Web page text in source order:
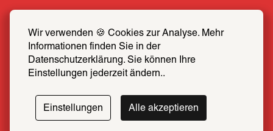
Wir verwenden 🍪 Cookies zur Analyse. Mehr
Informationen finden Sie in der
Datenschutzerklärung. Sie können Ihre
Einstellungen jederzeit ändern..
Einstellungen Alle akzeptieren
SCHIRN FREUND*IN werden
Mehr erfahren
Thomas
Bayrle